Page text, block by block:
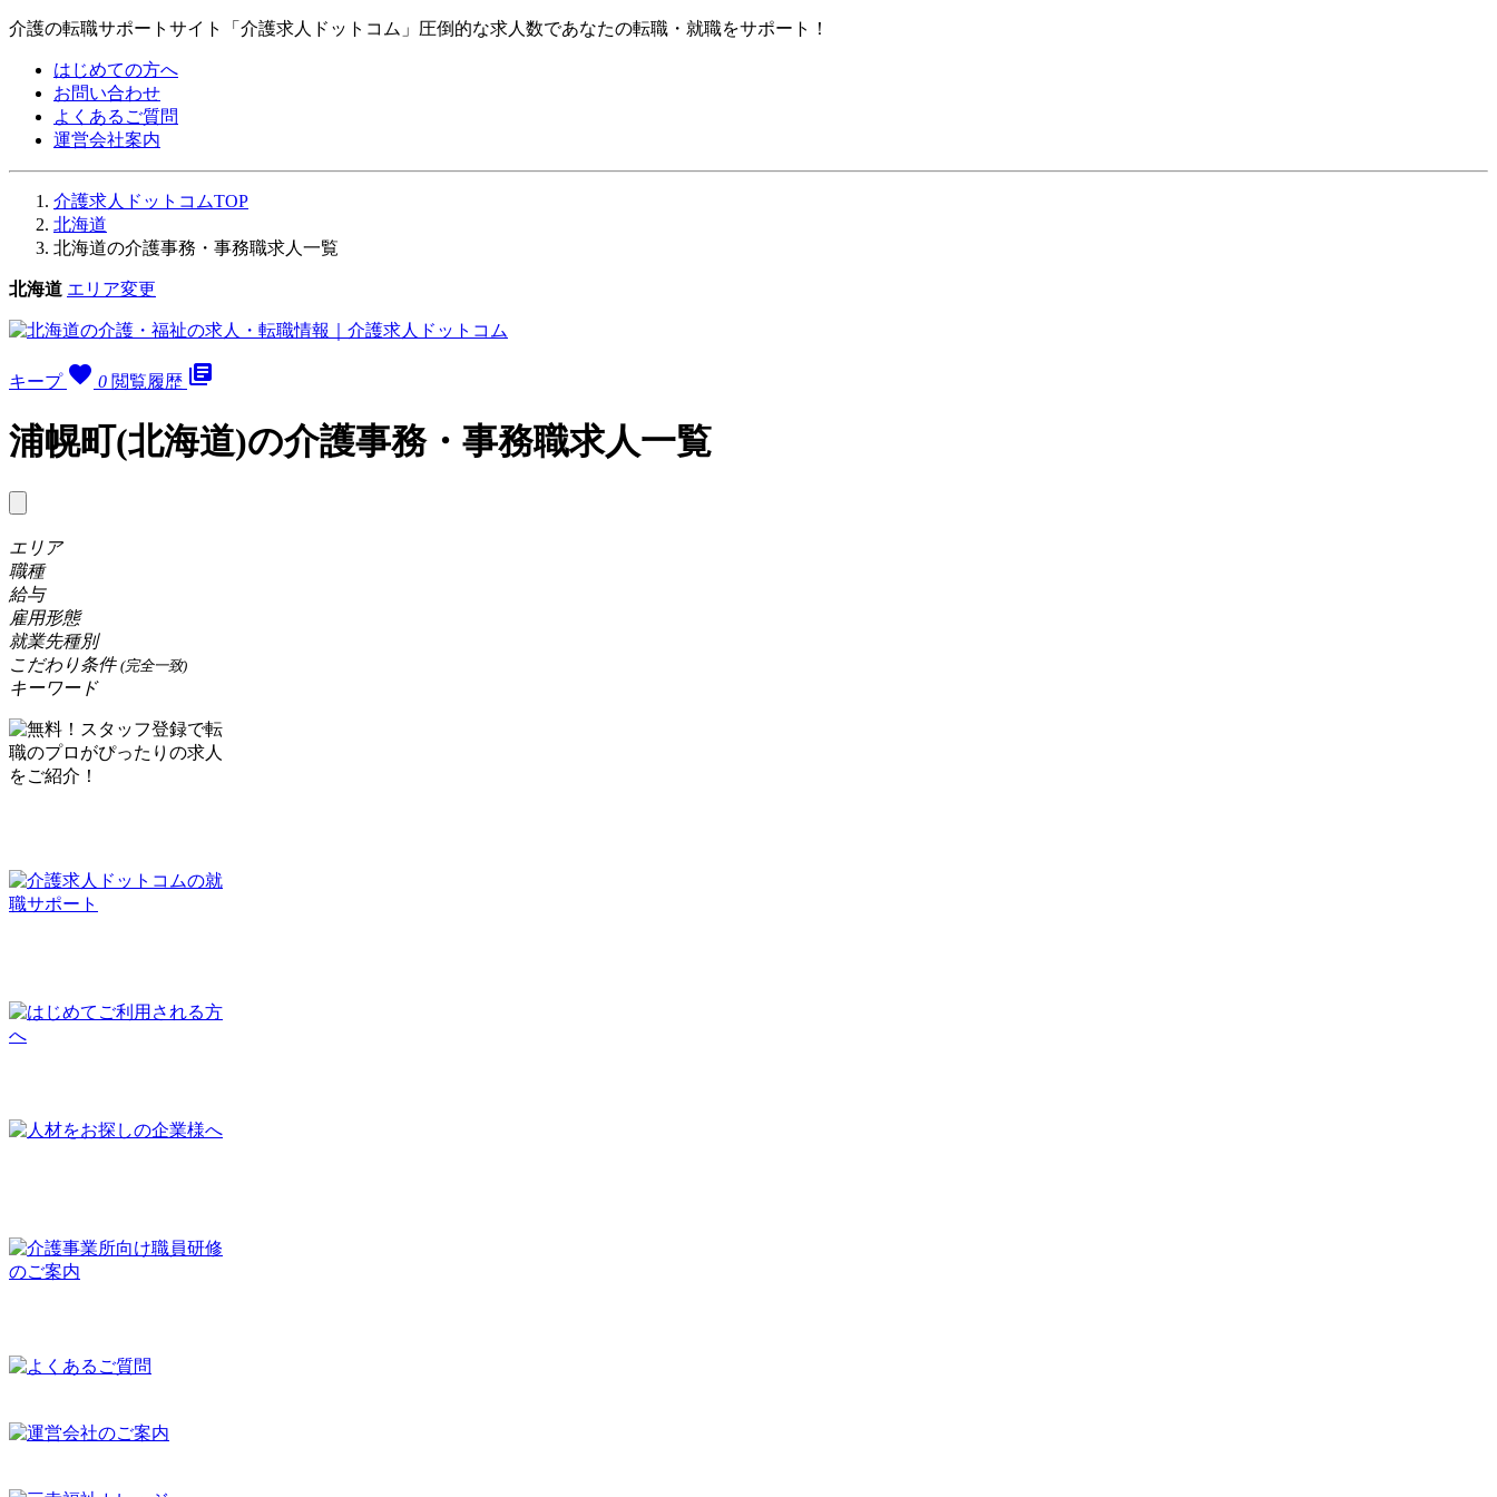
介護の転職サポートサイト「介護求人ドットコム」圧倒的な求人数であなたの転職・就職をサポート！
はじめての方へ
お問い合わせ
よくあるご質問
運営会社案内
介護求人ドットコムTOP
北海道
北海道の介護事務・事務職求人一覧
北海道 エリア変更
キープ favorite 0 閲覧履歴 library_books
浦幌町(北海道)の介護事務・事務職求人一覧
エリア
職種
給与
雇用形態
就業先種別
こだわり条件 (完全一致)
キーワード